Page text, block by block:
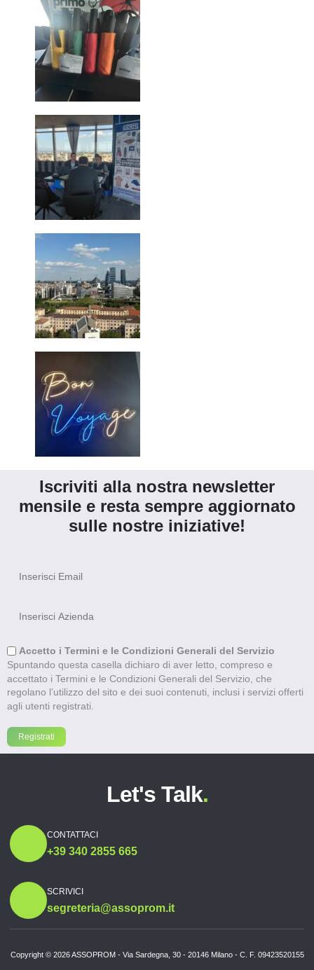
Iscriviti alla nostra newsletter
mensile e resta sempre aggiornato
sulle nostre iniziative!
Accetto i Termini e le Condizioni Generali del Servizio
Spuntando questa casella dichiaro di aver letto, compreso e
accettato i Termini e le Condizioni Generali del Servizio, che
regolano l’utilizzo del sito e dei suoi contenuti, inclusi i servizi offerti
agli utenti registrati.
Let's Talk.
CONTATTACI
+39 340 2855 665
SCRIVICI
segreteria@assoprom.it
Copyright © 2026 ASSOPROM - Via Sardegna, 30 - 20146 Milano - C. F. 09423520155